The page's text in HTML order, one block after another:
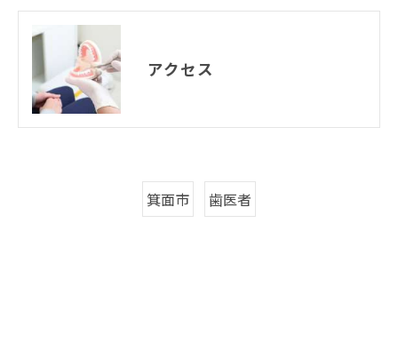
アクセス
箕面市 歯医者